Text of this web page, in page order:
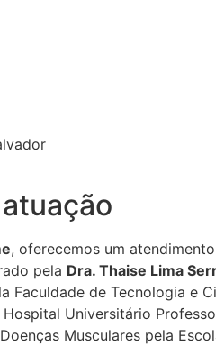
, oferecemos um
pela Dra. Thaise Lima
Faculdade de Tecnologia e
Universitário
Musculares pela